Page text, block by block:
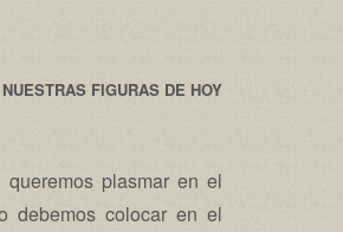
NUESTRAS FIGURAS DE HOY
plasmar en el
debemos colocar en el